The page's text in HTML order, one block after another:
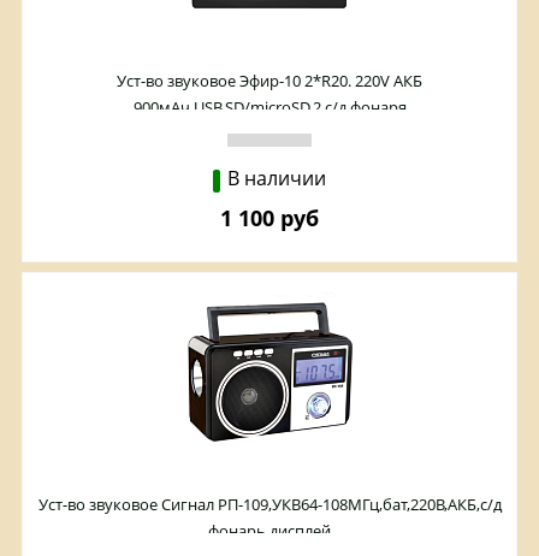
Уст-во звуковое Эфир-10 2*R20. 220V АКБ
900мАч,USB,SD/microSD,2 с/д фонаря
В наличии
1 100 руб
Уст-во звуковое Сигнал РП-109,УКВ64-108МГц,бат,220В,АКБ,с/д
фонарь,дисплей